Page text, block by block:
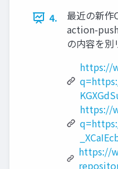
4.
最近の新
action-
の内容を
https://
https://
https://